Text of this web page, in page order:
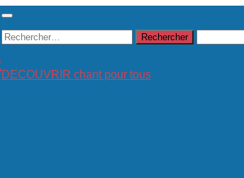
Rechercher :
DECOUVRIR chant pour tous